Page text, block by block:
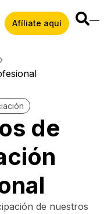
Afíliate aquí
de
de nuestros